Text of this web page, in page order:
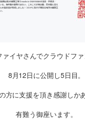
イヤさんでクラウドフ
8月12日に公開し5日目。
方に支援を頂き感謝しか
有難う御座います。